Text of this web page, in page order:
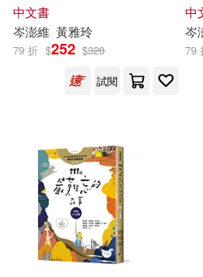
中文書
岑澎維 黃雅玲
79 折 $252 $320
試閱
中
岑
79